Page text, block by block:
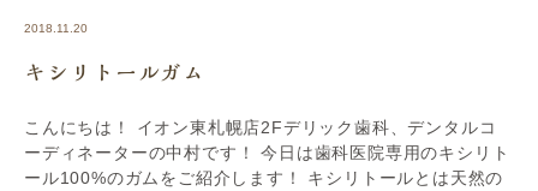
2018.11.20
キシリトールガム
こんにちは！ イオン東札幌店2Fデリック歯科、デンタルコ
ーディネーターの中村です！ 今日は歯科医院専用のキシリト
ール100%のガムをご紹介します！ キシリトールとは天然の